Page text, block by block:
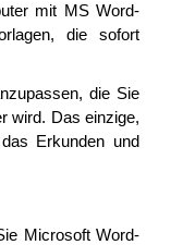
mit MS Word-
die sofort
die Sie
wird. Das einzige,
Erkunden und
Microsoft Word-